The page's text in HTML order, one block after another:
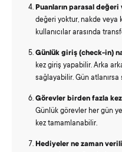
Puanların parasal değeri
değeri yoktur, nakde veya
kullanıcılar arasında
Günlük giriş (check-in)
kez giriş yapabilir. Arka
sağlayabilir. Gün atlanırsa
Görevler birden fazla
Günlük görevler her gün
kez tamamlanabilir.
Hediyeler ne zaman